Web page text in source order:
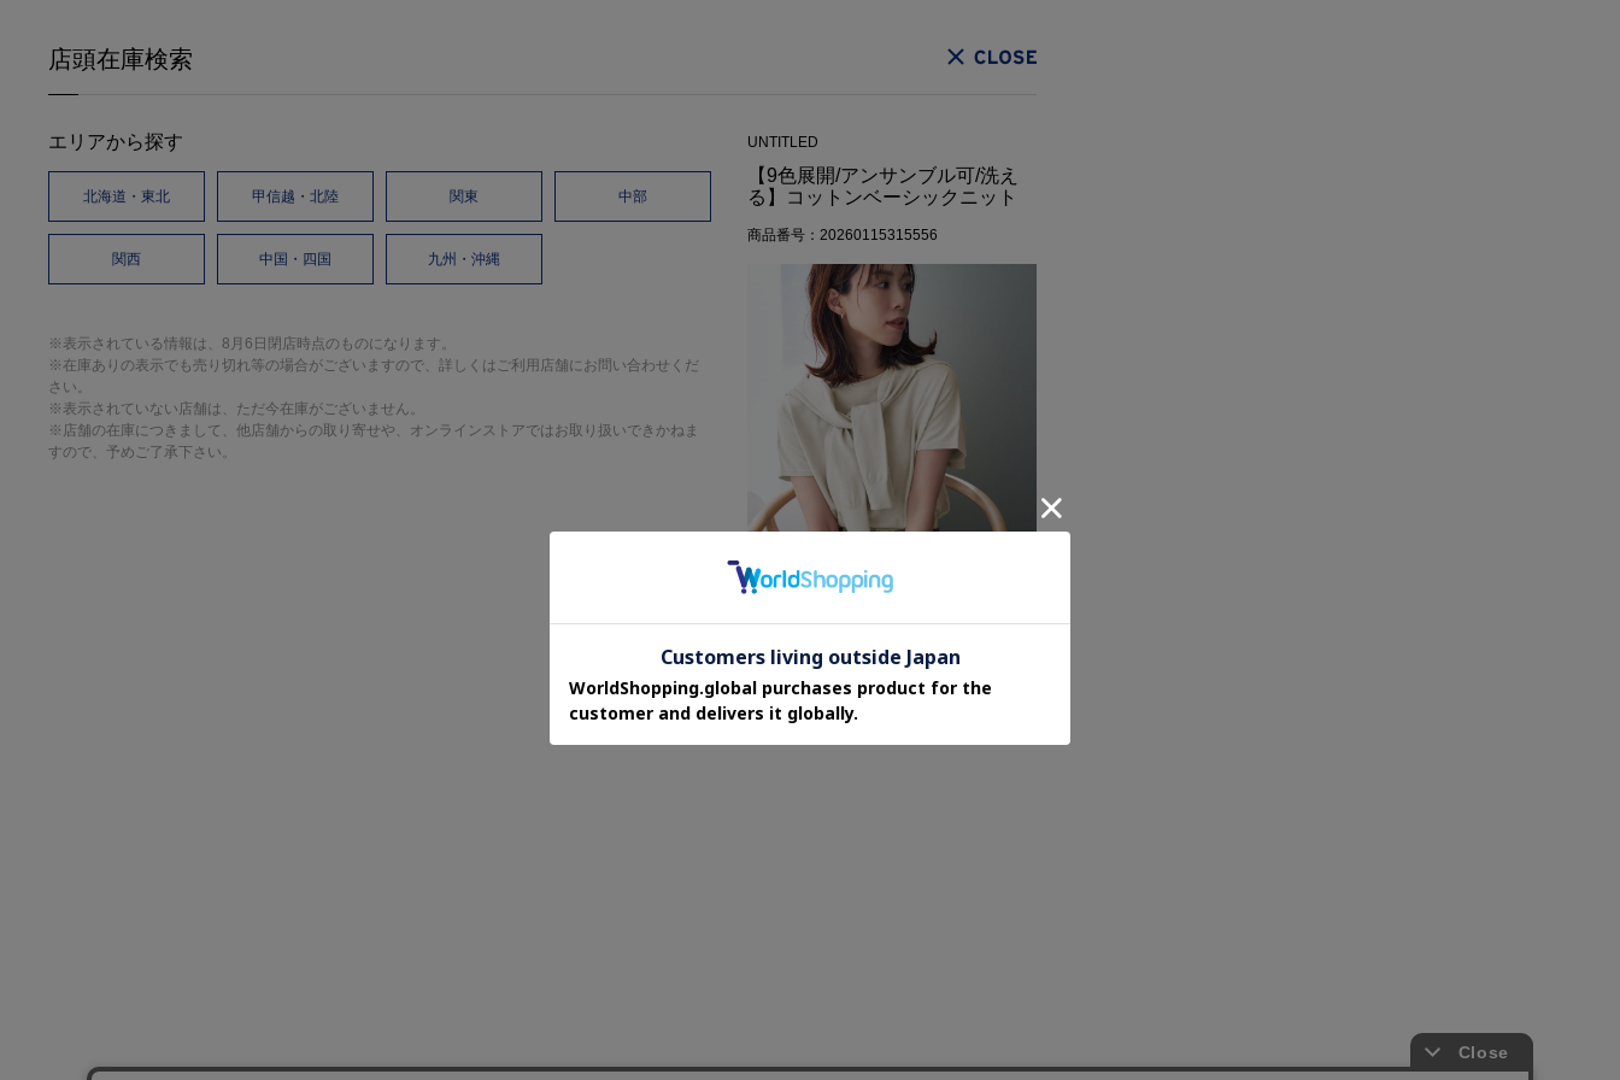
店頭在庫検索
エリアから探す
北海道・東北 甲信越・北陸 関東 中部
関西 中国・四国 九州・沖縄
※表示されている情報は、8月6日閉店時点のものになります。
※在庫ありの表示でも売り切れ等の場合がございますので、詳しくはご利用店舗にお問い合わせくだ
さい。
※表示されていない店舗は、ただ今在庫がございません。
※店舗の在庫につきまして、他店舗からの取り寄せや、オンラインストアではお取り扱いできかねま
すので、予めご了承下さい。
UNTITLED
【9色展開/アンサンブル可/洗え
る】コットンベーシックニット
商品番号：20260115315556